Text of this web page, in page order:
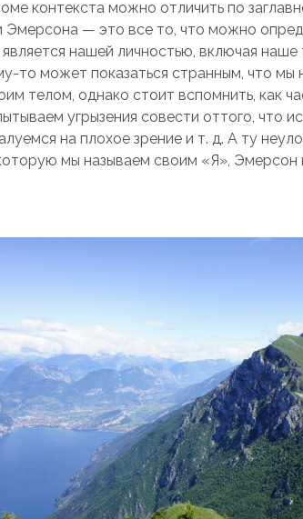
контекста можно отличить по
— это все то, что можно
является нашей личностью, включая наше
то может показаться странным, что
телом, однако стоит вспомнить, как
угрызения совести оттого, что
на плохое зрение и т. д. А ту
мы называем своим «Я», Эмерсон